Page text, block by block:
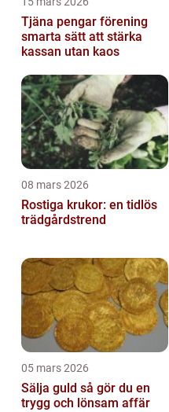
Tjäna pengar förening
smarta sätt att stärka
kassan utan kaos
08 mars 2026
Rostiga krukor: en tidlös
trädgårdstrend
05 mars 2026
Sälja guld så gör du en
trygg och lönsam affär